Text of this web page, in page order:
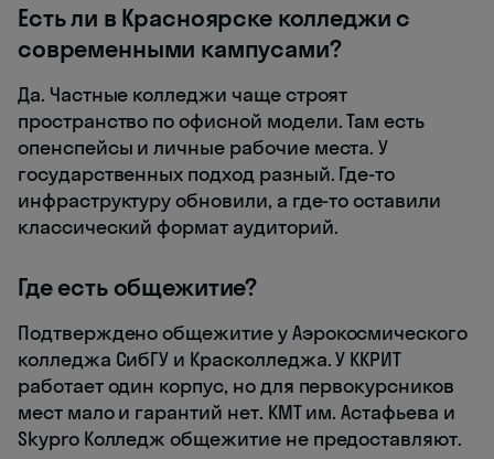
Есть ли в Красноярске колледжи с
современными кампусами?
Да. Частные колледжи чаще строят
пространство по офисной модели. Там есть
опенспейсы и личные рабочие места. У
государственных подход разный. Где-то
инфраструктуру обновили, а где-то оставили
классический формат аудиторий.
Где есть общежитие?
Подтверждено общежитие у Аэрокосмического
колледжа СибГУ и Красколледжа. У ККРИТ
работает один корпус, но для первокурсников
мест мало и гарантий нет. КМТ им. Астафьева и
Skypro Колледж общежитие не предоставляют.